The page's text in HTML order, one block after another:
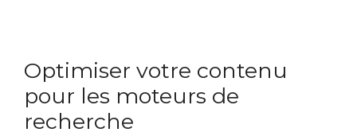
Optimiser votre contenu
pour les moteurs de
recherche